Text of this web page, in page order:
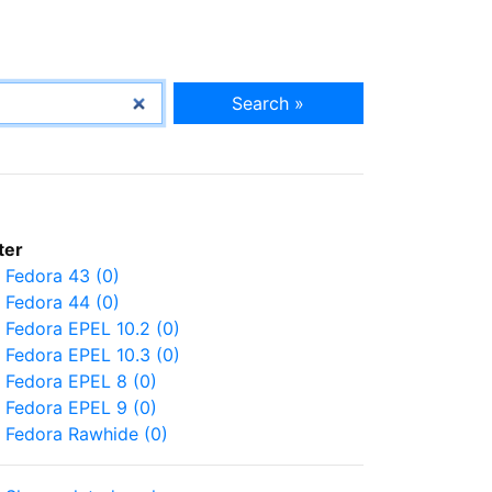
Search »
Fedora 43 (0)
Fedora 44 (0)
Fedora EPEL 10.2 (0)
Fedora EPEL 10.3 (0)
Fedora EPEL 8 (0)
Fedora EPEL 9 (0)
Fedora Rawhide (0)